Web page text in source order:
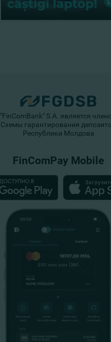
"FinComBank" S.A. является
Схемы гарантирования
Республики Молдова
FinComPay Mobile